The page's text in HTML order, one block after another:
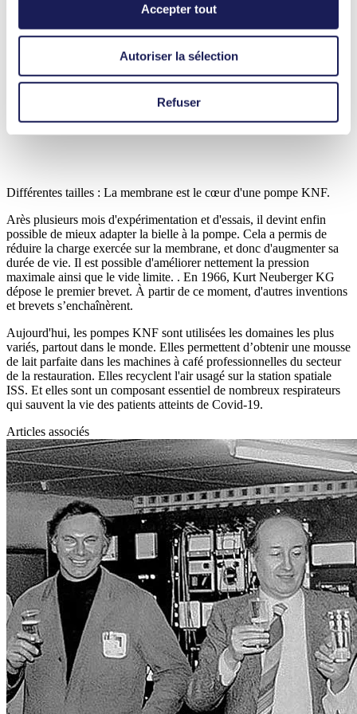
Accepter tout
Autoriser la sélection
Refuser
Différentes tailles : La membrane est le cœur d'une pompe KNF.
Arès plusieurs mois d'expérimentation et d'essais, il devint enfin
possible de mieux adapter la bielle à la pompe. Cela a permis de
réduire la charge exercée sur la membrane, et donc d'augmenter sa
durée de vie. Il est possible d'améliorer nettement la pression
maximale ainsi que le vide limite. . En 1966, Kurt Neuberger KG
dépose le premier brevet. À partir de ce moment, d'autres inventions
et brevets s’enchaînèrent.
Aujourd'hui, les pompes KNF sont utilisées les domaines les plus
variés, partout dans le monde. Elles permettent d’obtenir une mousse
de lait parfaite dans les machines à café professionnelles du secteur
de la restauration. Elles recyclent l'air usagé sur la station spatiale
ISS. Et elles sont un composant essentiel de nombreux respirateurs
qui sauvent la vie des patients atteints de Covid-19.
Articles associés